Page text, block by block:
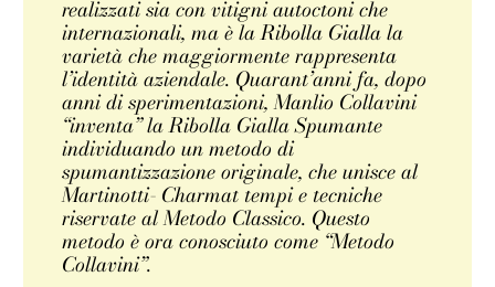
realizzati sia con vitigni autoctoni che
internazionali, ma è la Ribolla Gialla la
varietà che maggiormente rappresenta
l’identità aziendale. Quarant’anni fa, dopo
anni di sperimentazioni, Manlio Collavini
“inventa” la Ribolla Gialla Spumante
individuando un metodo di
spumantizzazione originale, che unisce al
Martinotti- Charmat tempi e tecniche
riservate al Metodo Classico. Questo
metodo è ora conosciuto come “Metodo
Collavini”.